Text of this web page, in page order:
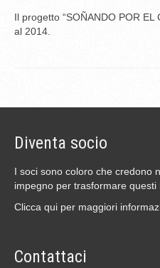
Il progetto “SOÑANDO POR
al 2014.
Diventa socio
I soci sono coloro che credono
impegno per trasformare questi
Clicca qui per maggiori
Contattaci